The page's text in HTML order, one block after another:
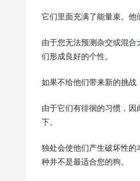
它们里面充满了能量束。他
由于您无法预测杂交或混
们形成良好的个性。
如果不给他们带来新的挑战
由于它们有徘徊的习惯，
下。
独处会使他们产生破坏性
种并不是最适合您的狗。